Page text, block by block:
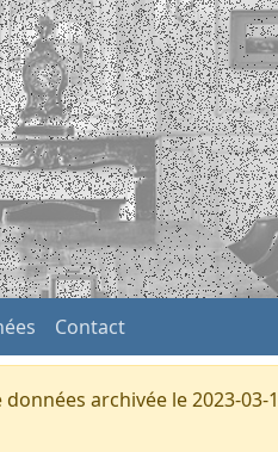
Contact
archivée le 2023-03-